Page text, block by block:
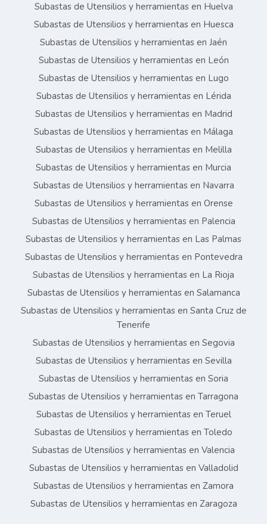
Subastas de Utensilios y herramientas en Huelva
Subastas de Utensilios y herramientas en Huesca
Subastas de Utensilios y herramientas en Jaén
Subastas de Utensilios y herramientas en León
Subastas de Utensilios y herramientas en Lugo
Subastas de Utensilios y herramientas en Lérida
Subastas de Utensilios y herramientas en Madrid
Subastas de Utensilios y herramientas en Málaga
Subastas de Utensilios y herramientas en Melilla
Subastas de Utensilios y herramientas en Murcia
Subastas de Utensilios y herramientas en Navarra
Subastas de Utensilios y herramientas en Orense
Subastas de Utensilios y herramientas en Palencia
Subastas de Utensilios y herramientas en Las Palmas
Subastas de Utensilios y herramientas en Pontevedra
Subastas de Utensilios y herramientas en La Rioja
Subastas de Utensilios y herramientas en Salamanca
Subastas de Utensilios y herramientas en Santa Cruz de
Tenerife
Subastas de Utensilios y herramientas en Segovia
Subastas de Utensilios y herramientas en Sevilla
Subastas de Utensilios y herramientas en Soria
Subastas de Utensilios y herramientas en Tarragona
Subastas de Utensilios y herramientas en Teruel
Subastas de Utensilios y herramientas en Toledo
Subastas de Utensilios y herramientas en Valencia
Subastas de Utensilios y herramientas en Valladolid
Subastas de Utensilios y herramientas en Zamora
Subastas de Utensilios y herramientas en Zaragoza